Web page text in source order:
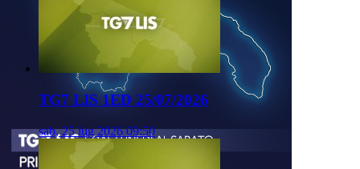
TG7 LIS 1ED 25/07/2026
sab, 25 lug 2026 09:50